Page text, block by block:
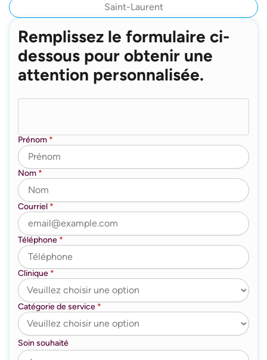
Saint-Laurent
Remplissez le formulaire ci-
dessous pour obtenir une
attention personnalisée.
Prénom *
Nom *
Courriel *
Téléphone *
Clinique *
Catégorie de service *
Soin souhaité